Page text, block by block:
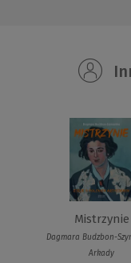
Mistrzynie
Dagmara Budzbon-
Arkady